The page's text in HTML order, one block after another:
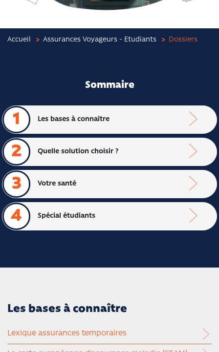
Accueil Assurances Voyageurs - Etudiants Dossiers
Sommaire
1 Les bases à connaître
2 Quelle solution choisir ?
3 Votre santé
4 Spécial étudiants
Les bases à connaître
Lexique assurances temporaires